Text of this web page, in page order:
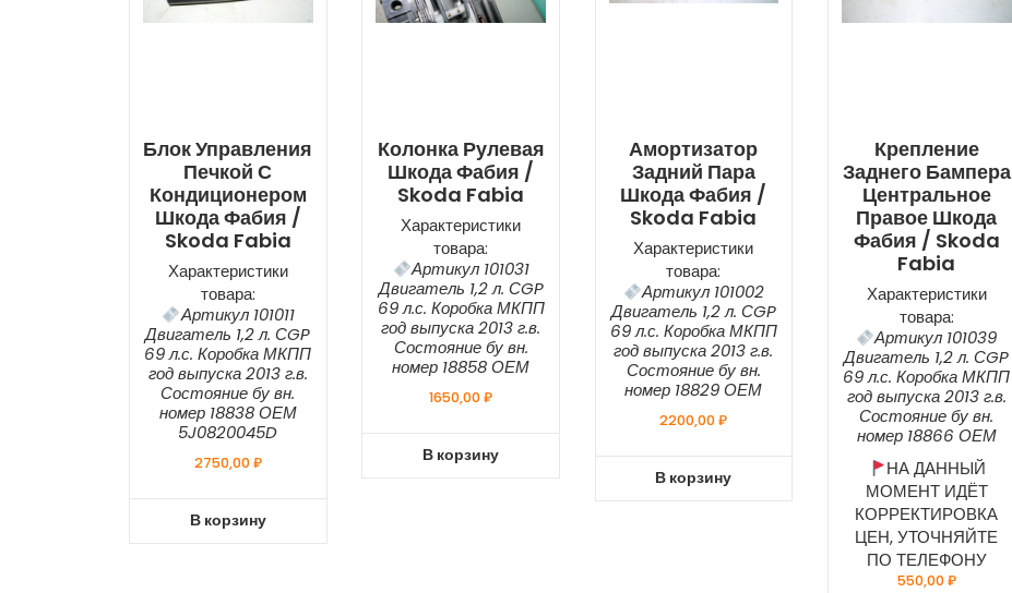
Блок Управления
Печкой С
Кондиционером
Шкода Фабия /
Skoda Fabia
Характеристики
товара:
Артикул 101011
Двигатель 1,2 л. СGP
69 л.с. Коробка МКПП
год выпуска 2013 г.в.
Состояние бу вн.
номер 18838 ОЕМ
5J0820045D
2750,00₽
В корзину
Колонка Рулевая
Шкода Фабия /
Skoda Fabia
Характеристики
товара:
Артикул 101031
Двигатель 1,2 л. СGP
69 л.с. Коробка МКПП
год выпуска 2013 г.в.
Состояние бу вн.
номер 18858 ОЕМ
1650,00₽
В корзину
Амортизатор
Задний Пара
Шкода Фабия /
Skoda Fabia
Характеристики
товара:
Артикул 101002
Двигатель 1,2 л. СGP
69 л.с. Коробка МКПП
год выпуска 2013 г.в.
Состояние бу вн.
номер 18829 ОЕМ
2200,00₽
В корзину
Крепление
Заднего Бампера
Центральное
Правое Шкода
Фабия / Skoda
Fabia
Характеристики
товара:
Артикул 101039
Двигатель 1,2 л. СGP
69 л.с. Коробка МКПП
год выпуска 2013 г.в.
Состояние бу вн.
номер 18866 ОЕМ
НА ДАННЫЙ
МОМЕНТ ИДЁТ
КОРРЕКТИРОВКА
ЦЕН, УТОЧНЯЙТЕ
ПО ТЕЛЕФОНУ
550,00₽